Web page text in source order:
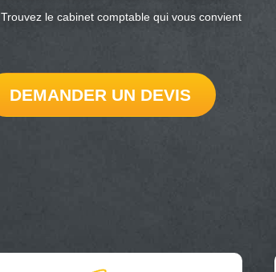
Trouvez le cabinet comptable qui vous convient
DEMANDER UN DEVIS